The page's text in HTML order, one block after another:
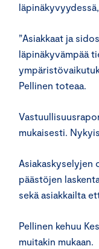
”Asiakkaat ja
läpinäkyvämpää
Pellinen toteaa.
mukaisesti.
Asiakaskyselyjen
päästöjen
sekä asiakkailta
Pellinen kehuu
muitakin mukaan.